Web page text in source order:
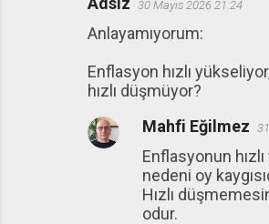
30 Mayıs 2026 21:24
Anlayamıyorum:
Enflasyon hızlı
hızlı düşmüyor?
Mahfi Eğilmez
Enflasyonun
nedeni oy
Hızlı
odur.